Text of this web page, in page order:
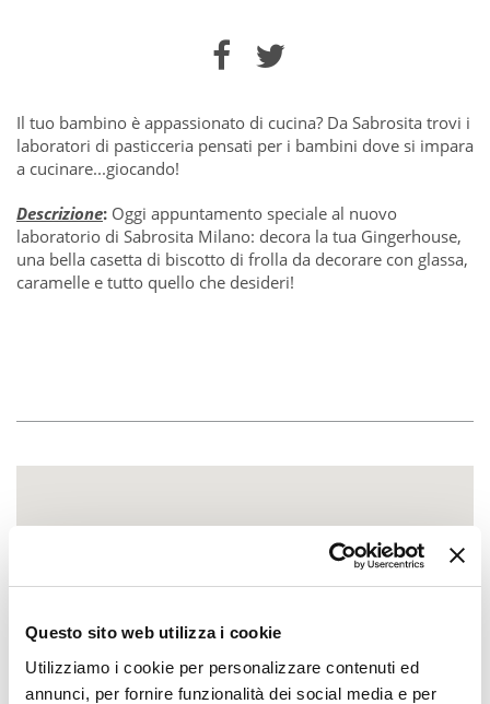
Questo sito web utilizza i cookie
Utilizziamo i cookie per personalizzare contenuti ed
annunci, per fornire funzionalità dei social media e per
Il tuo bambino è appassionato di cucina? Da Sabrosita trovi i
laboratori di pasticceria pensati per i bambini dove si impara
a cucinare...giocando!
Descrizione: Oggi appuntamento speciale al nuovo
laboratorio di Sabrosita Milano: decora la tua Gingerhouse,
una bella casetta di biscotto di frolla da decorare con glassa,
caramelle e tutto quello che desideri!